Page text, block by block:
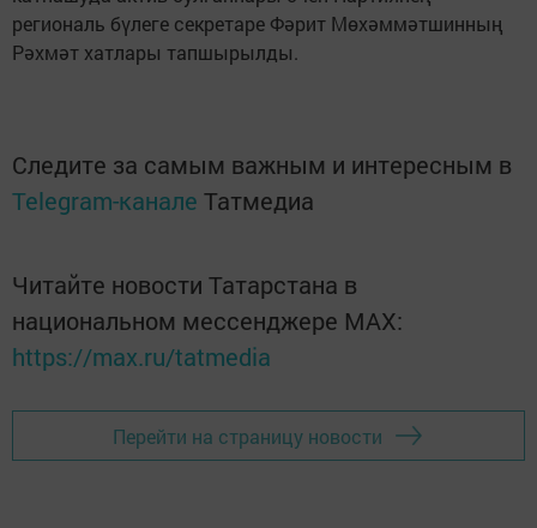
региональ бүлеге секретаре Фәрит Мөхәммәтшинның
Рәхмәт хатлары тапшырылды.
Следите за самым важным и интересным в
Telegram-канале Татмедиа
Читайте новости Татарстана в
национальном мессенджере MАХ:
https://max.ru/tatmedia
Перейти на страницу новости